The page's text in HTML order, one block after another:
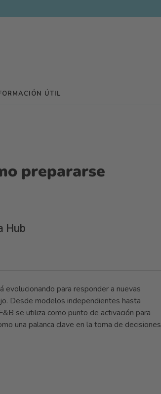
ÚTIL
prepararse
Hub
para responder a nuevas
Desde modelos independientes hasta
se utiliza como punto de activación para
una palanca clave en la toma de decisiones